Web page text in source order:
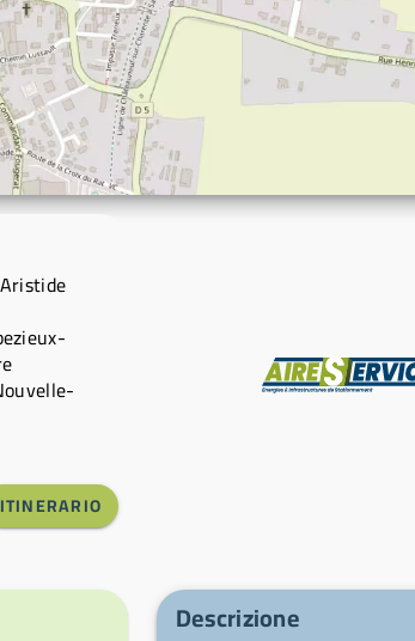
ITINERARIO
Produttore
Descrizione